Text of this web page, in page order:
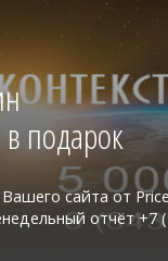
подарок
сайта от
отчёт +7